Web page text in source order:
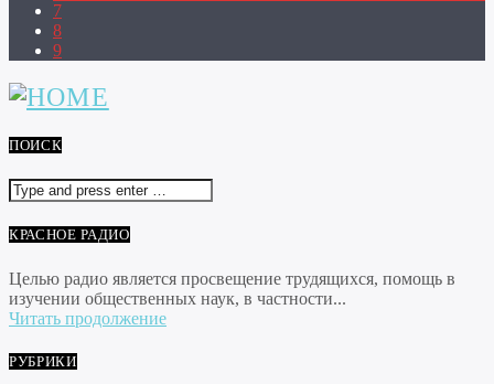
7
8
9
ПОИСК
КРАСНОЕ РАДИО
Целью радио является просвещение трудящихся, помощь в
изучении общественных наук, в частности...
Читать продолжение
РУБРИКИ